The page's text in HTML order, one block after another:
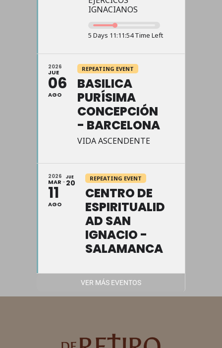
IGNACIANOS
5 Days 11:11:54 Time Left
2026
JUE
06
AGO
REPEATING EVENT
BASILICA
PURÍSIMA
CONCEPCIÓN
- BARCELONA
VIDA ASCENDENTE
2026
MAR
11
AGO
JUE
20 REPEATING EVENT
CENTRO DE
ESPIRITUALID
AD SAN
IGNACIO -
SALAMANCA
VER MÁS EVENTOS